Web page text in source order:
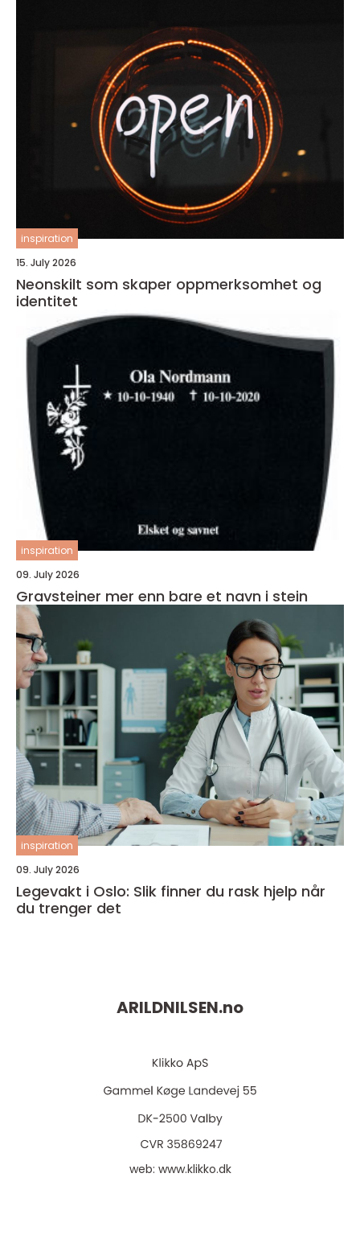
inspiration
15. July 2026
Neonskilt som skaper oppmerksomhet og
identitet
inspiration
09. July 2026
Gravsteiner mer enn bare et navn i stein
inspiration
09. July 2026
Legevakt i Oslo: Slik finner du rask hjelp når
du trenger det
ARILDNILSEN.no
web: www.klikko.dk